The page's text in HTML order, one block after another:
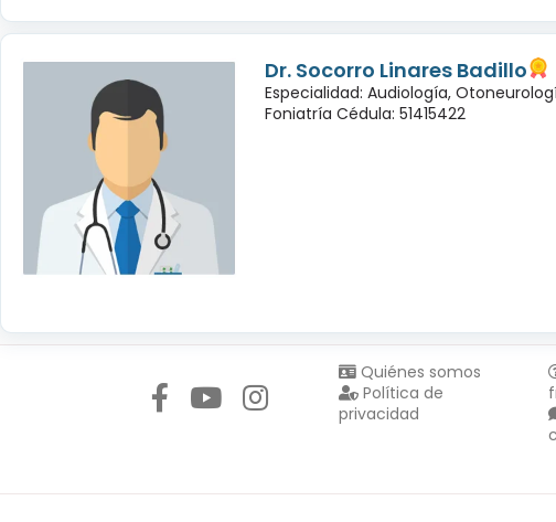
Dr. Socorro Linares Badillo
Especialidad: Audiología,
Foniatría Cédula: 51415422
Quiénes somos
Política de
privacidad